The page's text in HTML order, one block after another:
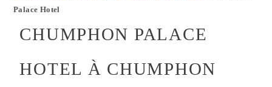
Palace Hotel
CHUMPHON PALACE
HOTEL À CHUMPHON